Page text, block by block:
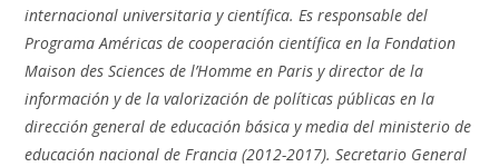
internacional universitaria y científica. Es responsable del
Programa Américas de cooperación científica en la Fondation
Maison des Sciences de l’Homme en Paris y director de la
información y de la valorización de políticas públicas en la
dirección general de educación básica y media del ministerio de
educación nacional de Francia (2012-2017). Secretario General